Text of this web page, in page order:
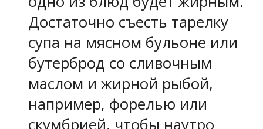
Достаточно съесть тарелку
супа на мясном бульоне или
бутерброд со сливочным
маслом и жирной рыбой,
например, форелью или
скумбрией, чтобы наутро